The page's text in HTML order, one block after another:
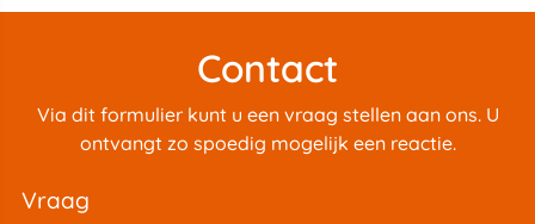
Contact
Via dit formulier kunt u een vraag stellen aan ons. U
ontvangt zo spoedig mogelijk een reactie.
vraag